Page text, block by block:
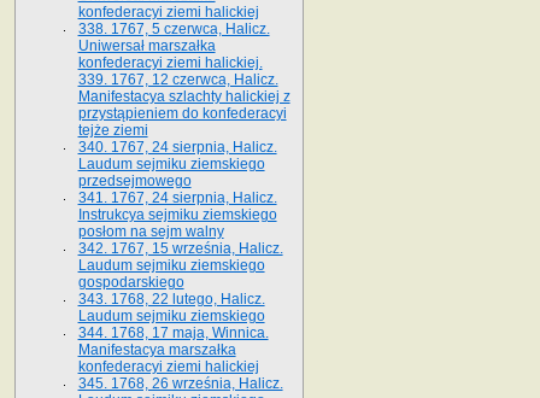
konfederacyi ziemi halickiej
338. 1767, 5 czerwca, Halicz.
Uniwersał marszałka
konfederacyi ziemi halickiej.
339. 1767, 12 czerwca, Halicz.
Manifestacya szlachty halickiej z
przystąpieniem do konfederacyi
tejże ziemi
340. 1767, 24 sierpnia, Halicz.
Laudum sejmiku ziemskiego
przedsejmowego
341. 1767, 24 sierpnia, Halicz.
Instrukcya sejmiku ziemskiego
posłom na sejm walny
342. 1767, 15 września, Halicz.
Laudum sejmiku ziemskiego
gospodarskiego
343. 1768, 22 lutego, Halicz.
Laudum sejmiku ziemskiego
344. 1768, 17 maja, Winnica.
Manifestacya marszałka
konfederacyi ziemi halickiej
345. 1768, 26 września, Halicz.